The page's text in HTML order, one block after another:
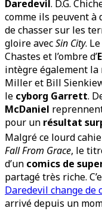
Daredevil. D.G.
comme ils peuvent à
de chasser sur les
gloire avecSin City.
Chastes et l’ombre d’
intègre également
Miller et Bill
le cyborg Garrett.
McDaniel
pour un résultat
Malgré ce lourd
Fall From Grace, le
d’un comics de
partagé très riche.
Daredevil change de
arrivé depuis un